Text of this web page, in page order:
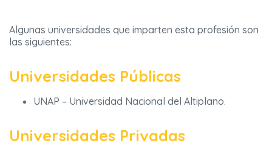
Algunas universidades que imparten esta profesión son
las siguientes:
Universidades Públicas
UNAP – Universidad Nacional del Altiplano.
Universidades Privadas